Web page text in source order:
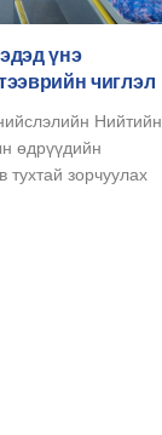
үнэ
чиглэл
Нийтийн
өдрүүдийн
тухтай зорчуулах